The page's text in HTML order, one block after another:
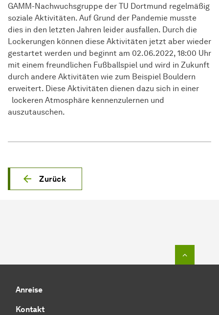
GAMM-Nachwuchsgruppe der TU Dortmund regelmäßig
soziale Aktivitäten. Auf Grund der Pandemie musste
dies in den letzten Jahren leider ausfallen. Durch die
Lockerungen können diese Aktivitäten jetzt aber wieder
gestartet werden und beginnt am 02.06.2022, 18:00 Uhr
mit einem freundlichen Fußballspiel und wird in Zukunft
durch andere Aktivitäten wie zum Beispiel Bouldern
erweitert. Diese Aktivitäten dienen dazu sich in einer
lockeren Atmosphäre kennenzulernen und
auszutauschen.
Zurück
Anreise
Kontakt